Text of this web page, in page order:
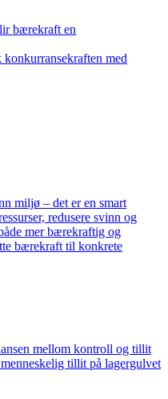
bærekraft en
med
miljø – det er en smart
redusere svinn og
mer bærekraftig og
bærekraft til konkrete
mellom kontroll og tillit
tillit på lagergulvet